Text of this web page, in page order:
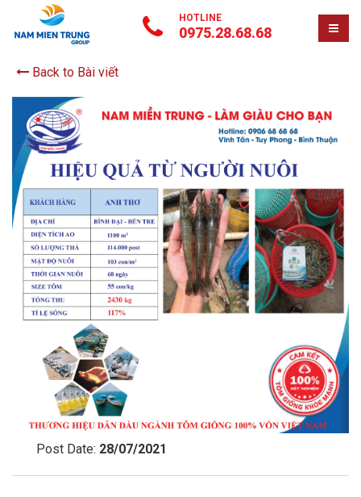
HOTLINE
0975.28.68.68
Back to Bài viết
Post Date: 28/07/2021